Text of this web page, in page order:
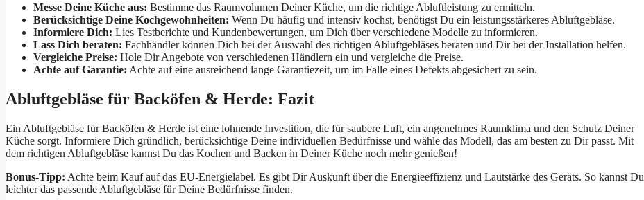
Messe Deine Küche aus: Bestimme das Raumvolumen Deiner Küche, um die richtige Abluftleistung zu ermitteln.
Berücksichtige Deine Kochgewohnheiten: Wenn Du häufig und intensiv kochst, benötigst Du ein leistungsstärkeres Abluftgebläse.
Informiere Dich: Lies Testberichte und Kundenbewertungen, um Dich über verschiedene Modelle zu informieren.
Lass Dich beraten: Fachhändler können Dich bei der Auswahl des richtigen Abluftgebläses beraten und Dir bei der Installation helfen.
Vergleiche Preise: Hole Dir Angebote von verschiedenen Händlern ein und vergleiche die Preise.
Achte auf Garantie: Achte auf eine ausreichend lange Garantiezeit, um im Falle eines Defekts abgesichert zu sein.
Abluftgebläse für Backöfen & Herde: Fazit
Ein Abluftgebläse für Backöfen & Herde ist eine lohnende Investition, die für saubere Luft, ein angenehmes Raumklima und den Schutz Deiner
Küche sorgt. Informiere Dich gründlich, berücksichtige Deine individuellen Bedürfnisse und wähle das Modell, das am besten zu Dir passt. Mit
dem richtigen Abluftgebläse kannst Du das Kochen und Backen in Deiner Küche noch mehr genießen!
Bonus-Tipp: Achte beim Kauf auf das EU-Energielabel. Es gibt Dir Auskunft über die Energieeffizienz und Lautstärke des Geräts. So kannst Du
leichter das passende Abluftgebläse für Deine Bedürfnisse finden.